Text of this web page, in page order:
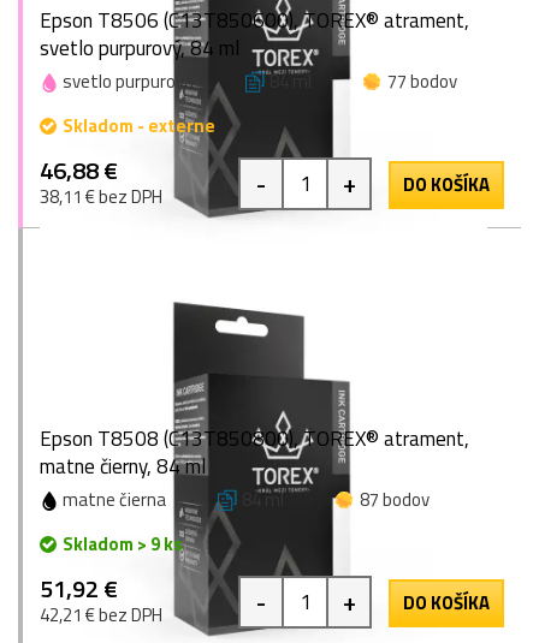
Epson T8506 (C13T850600), TOREX® atrament,
svetlo purpurový, 84 ml
svetlo purpurová 84 ml
77 bodov
Skladom - externe
46,88 €
38,11 € bez DPH - + DO KOŠÍKA
Epson T8508 (C13T850800), TOREX® atrament,
matne čierny, 84 ml
matne čierna 84 ml
87 bodov
Skladom > 9 ks
51,92 €
42,21 € bez DPH - + DO KOŠÍKA